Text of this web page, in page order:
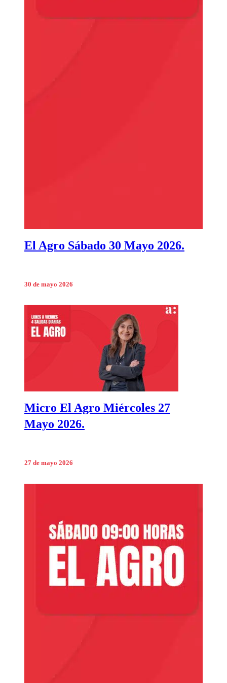
El Agro Sábado 30 Mayo 2026.
30 de mayo 2026
Micro El Agro Miércoles 27
Mayo 2026.
27 de mayo 2026